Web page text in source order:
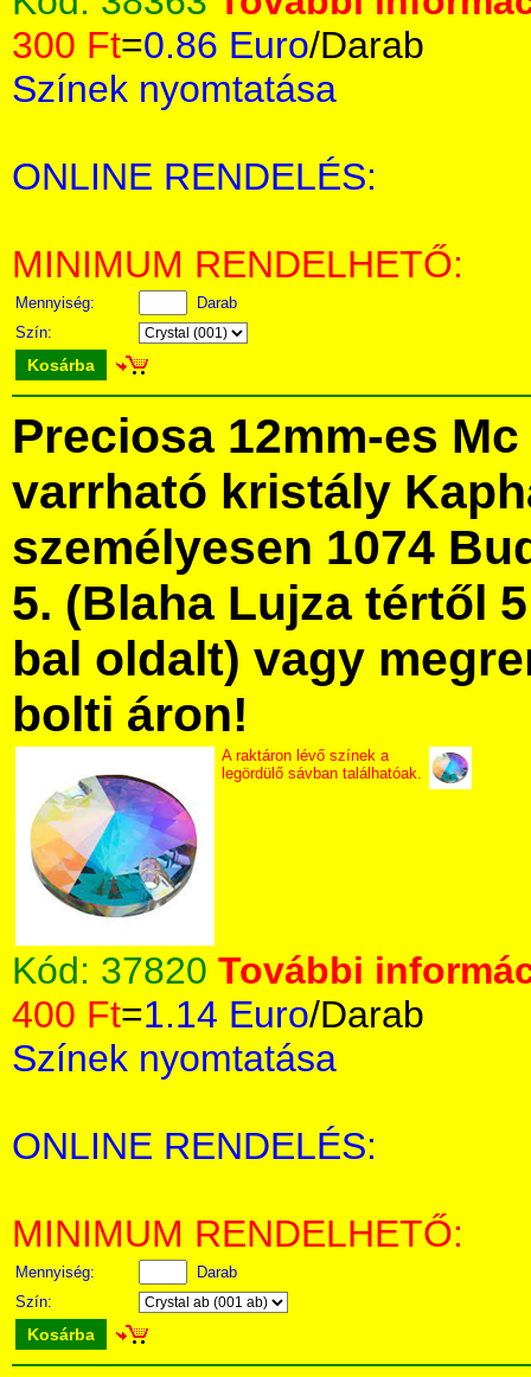
300 Ft=0.86 Euro/Darab
Színek nyomtatása
ONLINE RENDELÉS:
MINIMUM RENDELHETŐ:
Mennyiség:
Darab
Szín:
Kosárba
Preciosa 12mm-es
varrható kristály
személyesen 1074
5. (Blaha Lujza tértől
bal oldalt) vagy
bolti áron!
A raktáron lévő színek a
legördülő sávban találhatóak.
Kód: 37820 További
400 Ft=1.14 Euro/Darab
Színek nyomtatása
ONLINE RENDELÉS:
MINIMUM RENDELHETŐ:
Mennyiség:
Darab
Szín:
Kosárba